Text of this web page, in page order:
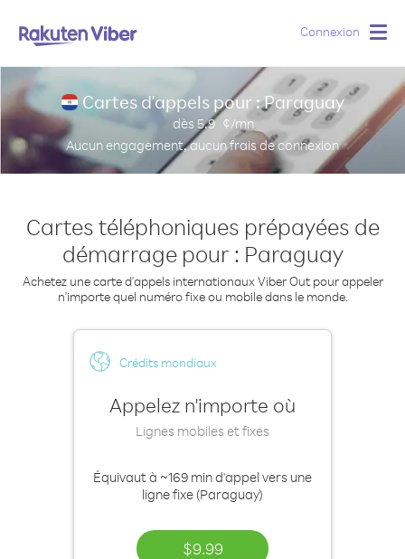
Connexion
Cartes d'appels pour : Paraguay
dès 5.9 ¢/mn
Aucun engagement, aucun frais de connexion
Cartes téléphoniques prépayées de
démarrage pour : Paraguay
Achetez une carte d'appels internationaux Viber Out pour appeler
n'importe quel numéro fixe ou mobile dans le monde.
Crédits mondiaux
Appelez n'importe où
Lignes mobiles et fixes
Équivaut à ~169 mind'appel vers une
ligne fixe (Paraguay)
$9.99